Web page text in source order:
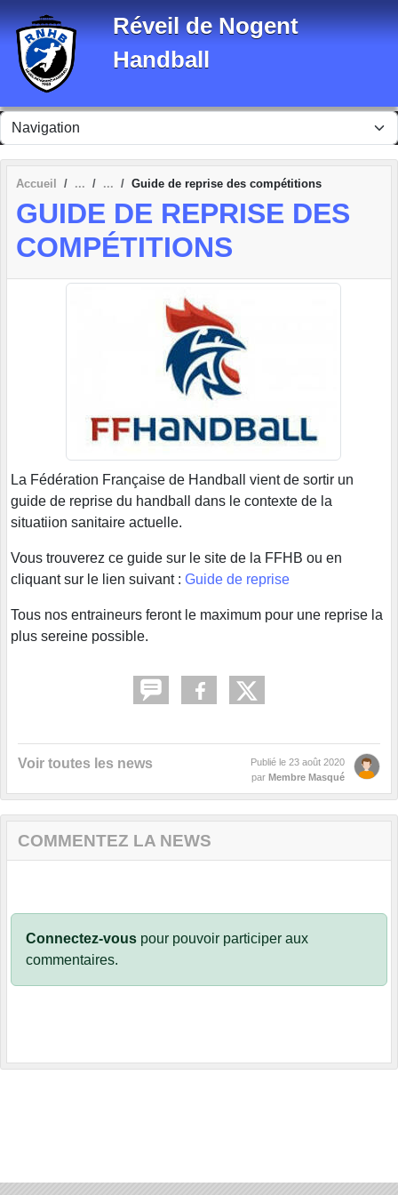
Réveil de Nogent
Handball
Accueil Guide de reprise des compétitions
GUIDE DE REPRISE DES
COMPÉTITIONS
La Fédération Française de Handball vient de sortir un
guide de reprise du handball dans le contexte de la
situatiion sanitaire actuelle.
Vous trouverez ce guide sur le site de la FFHB ou en
cliquant sur le lien suivant : Guide de reprise
Tous nos entraineurs feront le maximum pour une reprise la
plus sereine possible.
Voir toutes les news Publié le 23 août 2020
par Membre Masqué
COMMENTEZ LA NEWS
Connectez-vous pour pouvoir participer aux
commentaires.